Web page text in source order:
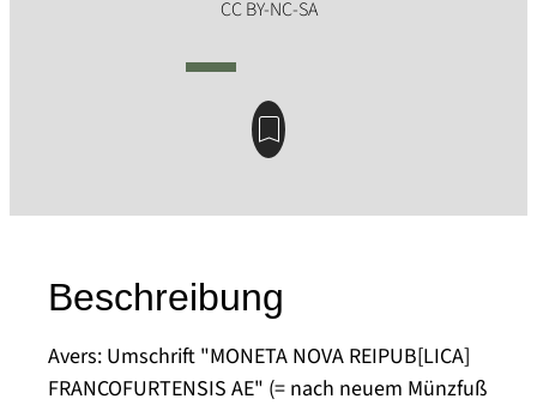
Beschreibung
Avers: Umschrift "MONETA NOVA REIPUB[LICA]
FRANCOFURTENSIS AE" (= nach neuem Münzfuß